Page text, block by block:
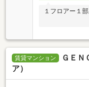
１フロアー１
賃貸マンション
ＧＥＮ
ア）